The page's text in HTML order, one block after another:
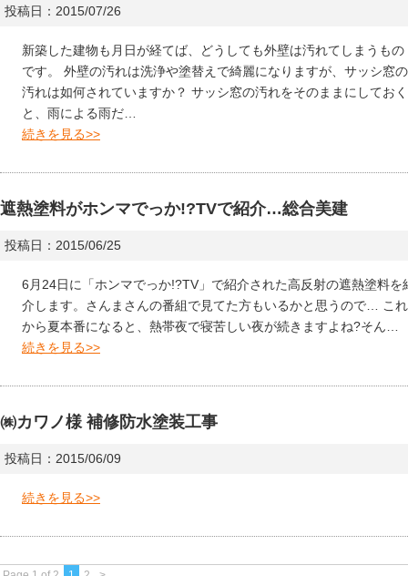
投稿日：2015/07/26
新築した建物も月日が経てば、どうしても外壁は汚れてしまうもの
です。 外壁の汚れは洗浄や塗替えで綺麗になりますが、サッシ窓の
汚れは如何されていますか？ サッシ窓の汚れをそのままにしておく
と、雨による雨だ…
続きを見る>>
遮熱塗料がホンマでっか!?TVで紹介…総合美建
投稿日：2015/06/25
6月24日に「ホンマでっか!?TV」で紹介された高反射の遮熱塗料を
介します。さんまさんの番組で見てた方もいるかと思うので… これ
から夏本番になると、熱帯夜で寝苦しい夜が続きますよね?そん…
続きを見る>>
㈱カワノ様 補修防水塗装工事
投稿日：2015/06/09
続きを見る>>